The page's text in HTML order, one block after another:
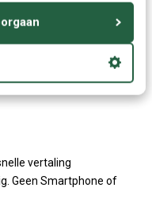
vertaling
Geen Smartphone of